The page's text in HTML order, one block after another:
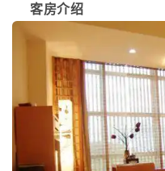
客房介绍